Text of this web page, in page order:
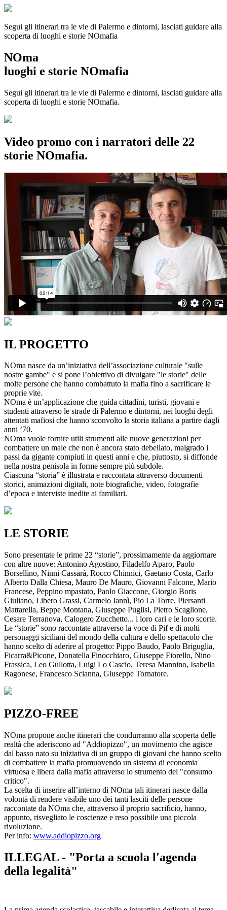
Segui gli itinerari tra le vie di Palermo e dintorni, lasciati guidare alla
scoperta di luoghi e storie NOmafia
NOma
luoghi e storie NOmafia
Segui gli itinerari tra le vie di Palermo e dintorni, lasciati guidare alla
scoperta di luoghi e storie NOmafia.
Video promo con i narratori delle 22
storie NOmafia.
IL PROGETTO
NOma nasce da un’iniziativa dell’associazione culturale "sulle
nostre gambe" e si pone l’obiettivo di divulgare "le storie" delle
molte persone che hanno combattuto la mafia fino a sacrificare le
proprie vite.
NOma è un’applicazione che guida cittadini, turisti, giovani e
studenti attraverso le strade di Palermo e dintorni, nei luoghi degli
attentati mafiosi che hanno sconvolto la storia italiana a partire dagli
anni ’70.
NOma vuole fornire utili strumenti alle nuove generazioni per
combattere un male che non è ancora stato debellato, malgrado i
passi da gigante compiuti in questi anni e che, piuttosto, si diffonde
nella nostra penisola in forme sempre più subdole.
Ciascuna “storia” è illustrata e raccontata attraverso documenti
storici, animazioni digitali, note biografiche, video, fotografie
d’epoca e interviste inedite ai familiari.
LE STORIE
Sono presentate le prime 22 “storie”, prossimamente da aggiornare
con altre nuove: Antonino Agostino, Filadelfo Aparo, Paolo
Borsellino, Ninni Cassarà, Rocco Chinnici, Gaetano Costa, Carlo
Alberto Dalla Chiesa, Mauro De Mauro, Giovanni Falcone, Mario
Francese, Peppino mpastato, Paolo Giaccone, Giorgio Boris
Giuliano, Libero Grassi, Carmelo Iannì, Pio La Torre, Piersanti
Mattarella, Beppe Montana, Giuseppe Puglisi, Pietro Scaglione,
Cesare Terranova, Calogero Zucchetto... i loro cari e le loro scorte.
Le “storie” sono raccontate attraverso la voce di Pif e di molti
personaggi siciliani del mondo della cultura e dello spettacolo che
hanno scelto di aderire al progetto: Pippo Baudo, Paolo Briguglia,
Ficarra&Picone, Donatella Finocchiaro, Giuseppe Fiorello, Nino
Frassica, Leo Gullotta, Luigi Lo Cascio, Teresa Mannino, Isabella
Ragonese, Francesco Scianna, Giuseppe Tornatore.
PIZZO-FREE
NOma propone anche itinerari che condurranno alla scoperta delle
realtà che aderiscono ad "Addiopizzo", un movimento che agisce
dal basso nato su iniziativa di un gruppo di giovani che hanno scelto
di combattere la mafia promuovendo un sistema di economia
virtuosa e libera dalla mafia attraverso lo strumento del "consumo
critico".
La scelta di inserire all’interno di NOma tali itinerari nasce dalla
volontà di rendere visibile uno dei tanti lasciti delle persone
raccontate da NOma che, attraverso il proprio sacrificio, hanno,
appunto, risvegliato le coscienze e reso possibile una piccola
rivoluzione.
Per info: www.addiopizzo.org
ILLEGAL - "Porta a scuola l'agenda
della legalità"